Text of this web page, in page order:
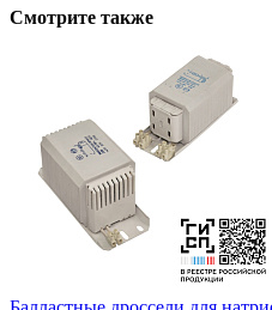
Смотрите также